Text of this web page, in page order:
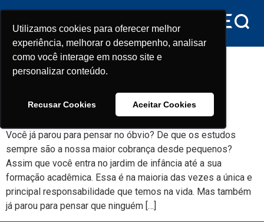
Utilizamos cookies para oferecer melhor
experiência, melhorar o desempenho, analisar
como você interage em nosso site e
personalizar conteúdo.
Recusar Cookies Aceitar Cookies
Utilizamos cookies para oferecer melhor
experiência, melhorar o desempenho, analisar
como você interage em nosso site e
personalizar conteúdo.
Recusar Cookies Aceitar Cookies
conteúdo
Tag:peter brown
Formas de fixar os estudos de
forma prática!
Você já parou para pensar no óbvio? De que os estudos
sempre são a nossa maior cobrança desde pequenos?
Assim que você entra no jardim de infância até a sua
formação acadêmica. Essa é na maioria das vezes a única e
principal responsabilidade que temos na vida. Mas também
já parou para pensar que ninguém […]